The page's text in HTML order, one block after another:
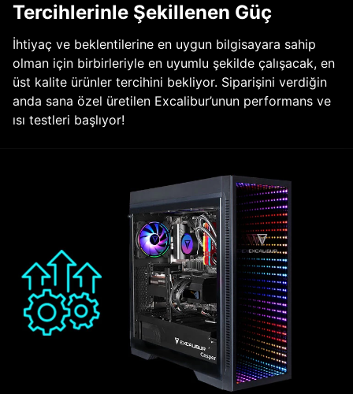
Tercihlerinle Şekillenen Güç
İhtiyaç ve beklentilerine en uygun bilgisayara sahip
olman için birbirleriyle en uyumlu şekilde çalışacak, en
üst kalite ürünler tercihini bekliyor. Siparişini verdiğin
anda sana özel üretilen Excalibur’unun performans ve
ısı testleri başlıyor!